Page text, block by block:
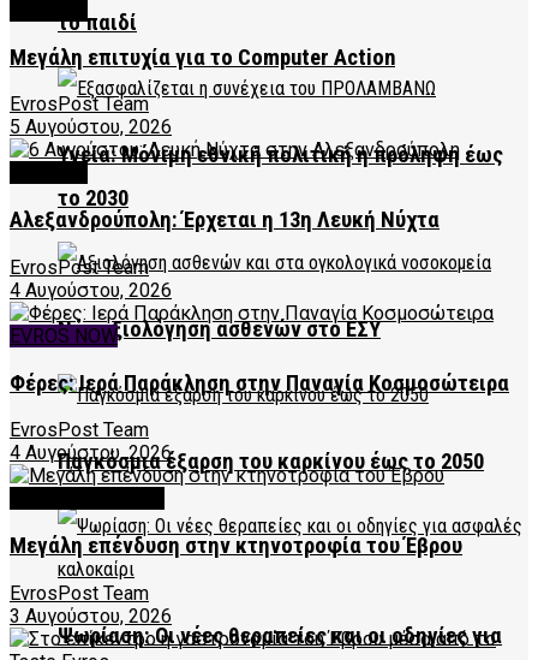
το παιδί
Υγεία: Μόνιμη εθνική πολιτική η πρόληψη έως
το 2030
Νέα αξιολόγηση ασθενών στο ΕΣΥ
Παγκόσμια έξαρση του καρκίνου έως το 2050
Ψωρίαση: Οι νέες θεραπείες και οι οδηγίες για
Μεγάλη επιτυχία για το Computer Action
EvrosPost Team
5 Αυγούστου, 2026
Αλεξανδρούπολη: Έρχεται η 13η Λευκή Νύχτα
EvrosPost Team
4 Αυγούστου, 2026
EVROS NOW
Φέρες: Ιερά Παράκληση στην Παναγία Κοσμοσώτειρα
EvrosPost Team
4 Αυγούστου, 2026
Μεγάλη επένδυση στην κτηνοτροφία του Έβρου
EvrosPost Team
3 Αυγούστου, 2026